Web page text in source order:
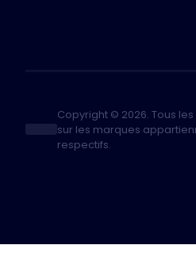
Copyright © 2026. Tous
sur les marques
respectifs.